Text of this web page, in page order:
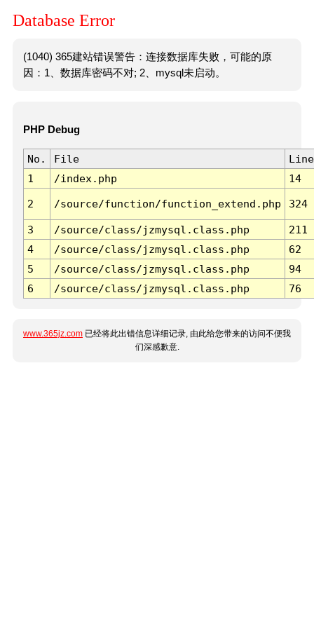
Database Error
(1040) 365建站错误警告：连接数据库失败，可能的原
因：1、数据库密码不对; 2、mysql未启动。
PHP Debug
No. File
Line
1
/index.php 14
2 /source/function/function_extend.php 324
3 /source/class/jzmysql.class.php
211
4
/source/class/jzmysql.class.php
62
5
/source/class/jzmysql.class.php
94
6
/source/class/jzmysql.class.php 76
www.365jz.com 已经将此出错信息详细记录, 由此给您带来的访问不便我
们深感歉意.